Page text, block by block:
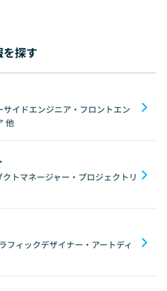
探す
イドエンジニア・フロントエン
他
トマネージャー・プロジェクトリ
フィックデザイナー・アートディ